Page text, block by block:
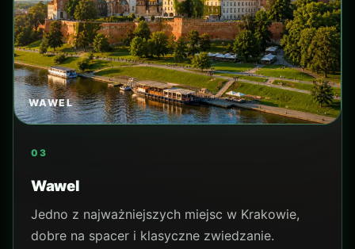
OJCÓW
08
Ojców i Ojcowski Park Narodowy
Dobry pomysł na spokojniejszy wyjazd poza